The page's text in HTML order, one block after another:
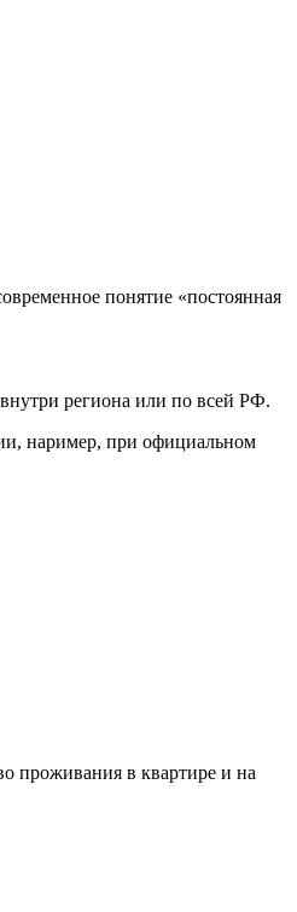
понятие «постоянная
внутри региона или по всей РФ.
наример, при официальном
проживания в квартире и на